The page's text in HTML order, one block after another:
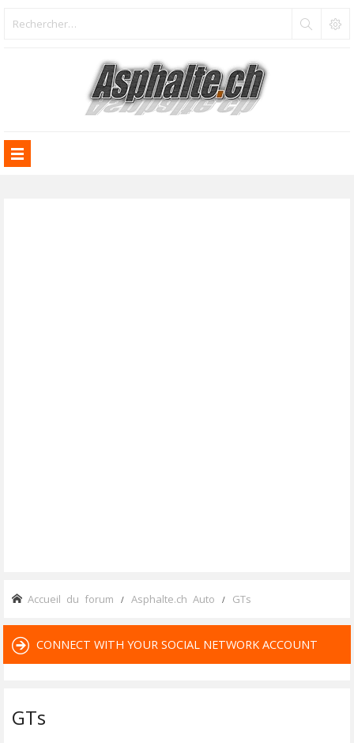
Accueil du forum Asphalte.ch Auto GTs
CONNECT WITH YOUR SOCIAL NETWORK ACCOUNT
GTs